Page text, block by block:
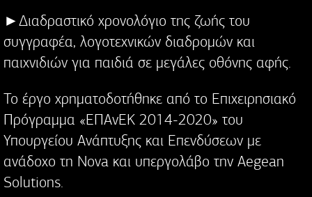
►Διαδραστικό χρονολόγιο της ζωής του
συγγραφέα, λογοτεχνικών διαδρομών και
παιχνιδιών για παιδιά σε μεγάλες οθόνης αφής.
Το έργο χρηματοδοτήθηκε από το Επιχειρησιακό
Πρόγραμμα «ΕΠΑνΕΚ 2014-2020» του
Υπουργείου Ανάπτυξης και Επενδύσεων με
ανάδοχο τη Nova και υπεργολάβο την Aegean
Solutions.